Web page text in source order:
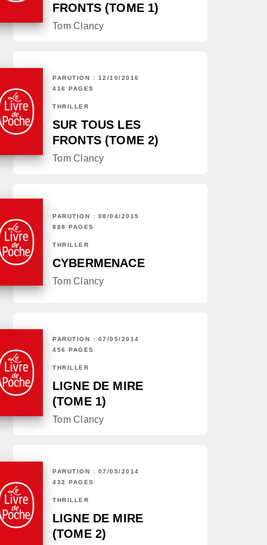
FRONTS (TOME 1)
Tom Clancy
PARUTION : 12/10/2016
416 PAGES
THRILLER
SUR TOUS LES
FRONTS (TOME 2)
Tom Clancy
PARUTION : 08/04/2015
888 PAGES
THRILLER
CYBERMENACE
Tom Clancy
PARUTION : 07/05/2014
456 PAGES
THRILLER
LIGNE DE MIRE
(TOME 1)
Tom Clancy
PARUTION : 07/05/2014
432 PAGES
THRILLER
LIGNE DE MIRE
(TOME 2)